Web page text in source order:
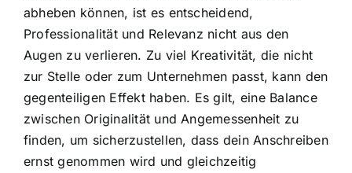
abheben können, ist es entscheidend,
Professionalität und Relevanz nicht aus den
Augen zu verlieren. Zu viel Kreativität, die nicht
zur Stelle oder zum Unternehmen passt, kann den
gegenteiligen Effekt haben. Es gilt, eine Balance
zwischen Originalität und Angemessenheit zu
finden, um sicherzustellen, dass dein Anschreiben
ernst genommen wird und gleichzeitig